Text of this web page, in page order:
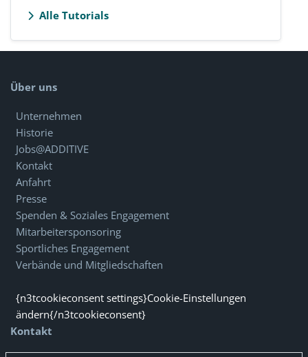
Alle Tutorials
Über uns
Unternehmen
Historie
Jobs@ADDITIVE
Kontakt
Anfahrt
Presse
Spenden & Soziales Engagement
Mitarbeitersponsoring
Sportliches Engagement
Verbände und Mitgliedschaften
{n3tcookieconsent settings}Cookie-Einstellungen
ändern{/n3tcookieconsent}
Kontakt